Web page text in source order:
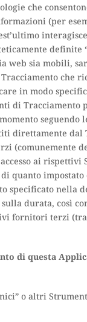
che
(per
web sia
che
in modo
di Tracciamento
direttamente
(comunemente
ai
quanto
specificato
durata, così
fornitori terzi
di questa
o altri